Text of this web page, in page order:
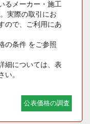
るメーカー・施工
実際の取引にお
ので、ご利用にあ
の条件 をご参照
細については、表
い。
公表価格の調査